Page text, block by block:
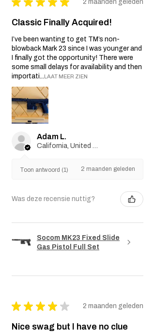
2 maanden geleden
Classic Finally Acquired!
I’ve been wanting to get TM’s non-
blowback Mark 23 since I was younger and
I finally got the opportunity! There were
some small delays for availability and then
importati...LAAT MEER ZIEN
Adam L.
Toon antwoord (1) 2 maanden geleden
Was deze recensie nuttig?
Socom MK23 Fixed Slide
Gas Pistol Full Set
★ ★ ★ ★ ★ 2 maanden geleden
Nice swag but I have no clue